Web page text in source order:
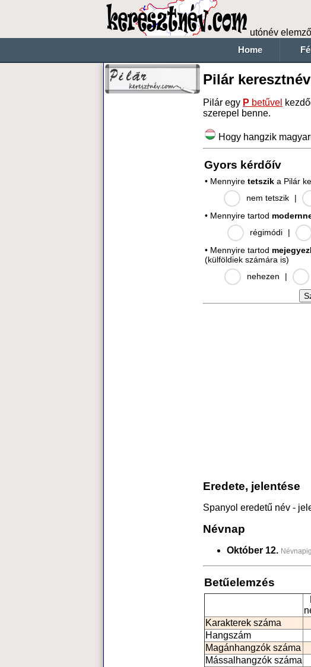
utónév
Home
Pilár
Pilár egy P betűvel
szerepel benne.
Hogy hangzik
Gyors kérdőív
• Mennyire tetszik a Pilár
nem tetszik
|
• Mennyire tartod
régimódi
|
• Mennyire tartod
(külföldiek számára is)
nehezen
|
Eredete, jelentése
Spanyol eredetű név -
Névnap
Október 12.
Betűelemzés
Karakterek száma
Hangszám
Magánhangzók száma
Mássalhangzók száma